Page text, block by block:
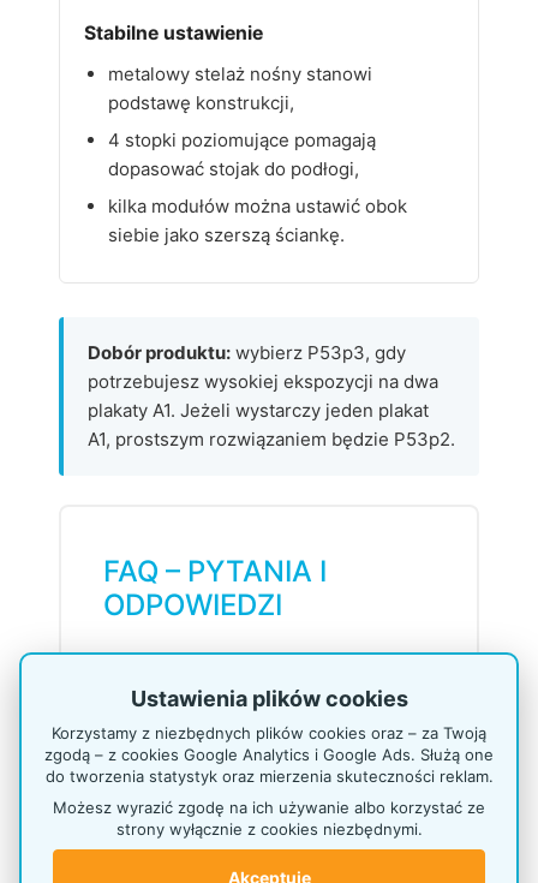
Stabilne ustawienie
metalowy stelaż nośny stanowi
podstawę konstrukcji,
4 stopki poziomujące pomagają
dopasować stojak do podłogi,
kilka modułów można ustawić obok
siebie jako szerszą ściankę.
Dobór produktu: wybierz P53p3, gdy
potrzebujesz wysokiej ekspozycji na dwa
plakaty A1. Jeżeli wystarczy jeden plakat
A1, prostszym rozwiązaniem będzie P53p2.
FAQ – PYTANIA I
ODPOWIEDZI
P53p3?
Plakaty wymienia się w systemie OWZ,
czyli „otwórz, włóż, zamknij”. Ramy
umożliwiają szybką wymianę treści od
frontu.
Ustawienia plików cookies
Korzystamy z niezbędnych plików cookies oraz – za Twoją
zgodą – z cookies Google Analytics i Google Ads. Służą one
do tworzenia statystyk oraz mierzenia skuteczności reklam.
Możesz wyrazić zgodę na ich używanie albo korzystać ze
strony wyłącznie z cookies niezbędnymi.
Akceptuję